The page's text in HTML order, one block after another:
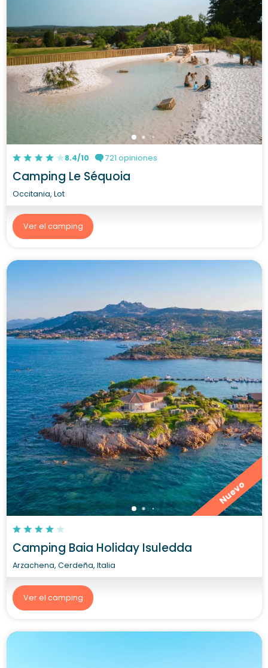
8.4/10 721 opiniones
Camping Le Séquoia
Occitania, Lot
Ver el camping
Nuevo
Camping Baia Holiday Isuledda
Arzachena, Cerdeña, Italia
Ver el camping